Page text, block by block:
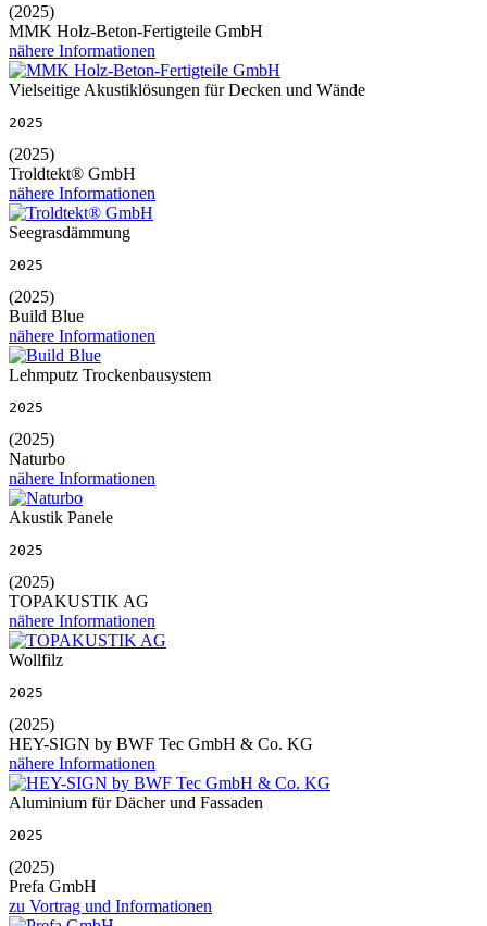
(2025)
MMK Holz-Beton-Fertigteile GmbH
nähere Informationen
Vielseitige Akustiklösungen für Decken und Wände
2025
(2025)
Troldtekt® GmbH
nähere Informationen
Seegrasdämmung
2025
(2025)
Build Blue
nähere Informationen
Lehmputz Trockenbausystem
2025
(2025)
Naturbo
nähere Informationen
Akustik Panele
2025
(2025)
TOPAKUSTIK AG
nähere Informationen
Wollfilz
2025
(2025)
HEY-SIGN by BWF Tec GmbH & Co. KG
nähere Informationen
Aluminium für Dächer und Fassaden
2025
(2025)
Prefa GmbH
zu Vortrag und Informationen